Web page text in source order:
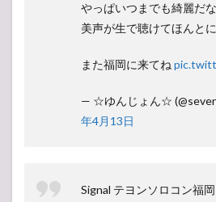
やっぱいつまでも綺麗だな
美声が生で聴けてほんと
また福岡に来てね
— ☆ゆんじょん☆
年4月13日
Signal テヨンソロコン福岡